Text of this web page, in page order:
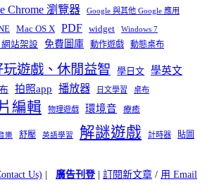
Chrome 瀏覽器 Google 與其他 Google 應用
Mac OS X PDF widget Windows 7
網站架設 免費圖庫 動作遊戲 動態桌布
玩遊戲、休閒益智 學日文 學英文
拍照app 播放器 日文學習 桌布
編輯 物理遊戲 環境音 療癒
樂 舒壓 英語學習 解謎遊戲 計時器
貼圖
Us) | 廣告刊登| 訂閱新文章 / 用 Email